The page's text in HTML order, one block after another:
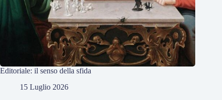
Editoriale: il senso della sfida
15 Luglio 2026